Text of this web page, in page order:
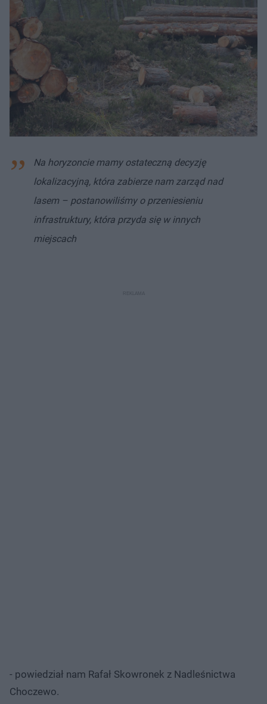
Na horyzoncie mamy ostateczną decyzję
lokalizacyjną, która zabierze nam zarząd nad
lasem – postanowiliśmy o przeniesieniu
infrastruktury, która przyda się w innych
miejscach
- powiedział nam Rafał Skowronek z Nadleśnictwa
Choczewo.